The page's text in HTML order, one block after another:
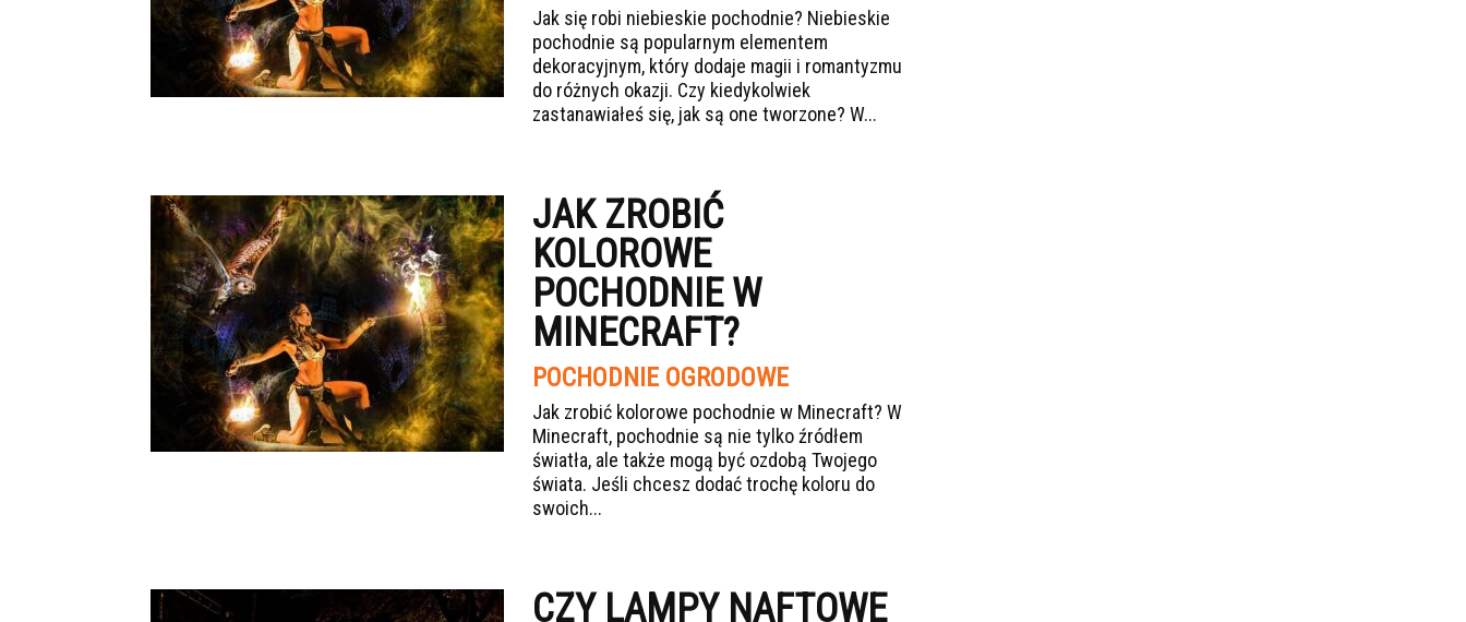
Jak się robi niebieskie pochodnie? Niebieskie
pochodnie są popularnym elementem
dekoracyjnym, który dodaje magii i romantyzmu
do różnych okazji. Czy kiedykolwiek
zastanawiałeś się, jak są one tworzone? W...
JAK ZROBIĆ
KOLOROWE
POCHODNIE W
MINECRAFT?
POCHODNIE OGRODOWE
Jak zrobić kolorowe pochodnie w Minecraft? W
Minecraft, pochodnie są nie tylko źródłem
światła, ale także mogą być ozdobą Twojego
świata. Jeśli chcesz dodać trochę koloru do
swoich...
CZY LAMPY NAFTOWE